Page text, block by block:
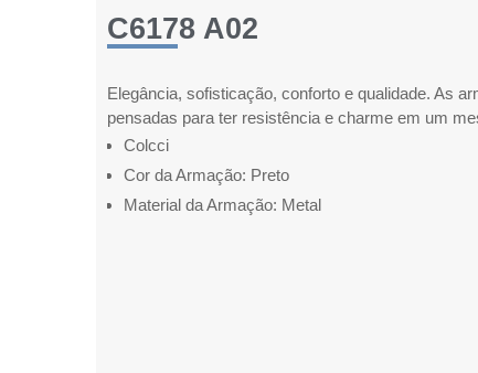
C6178 A02
Elegância, sofisticação, conforto e qualidade. As
pensadas para ter resistência e charme em um
Colcci
Cor da Armação: Preto
Material da Armação: Metal